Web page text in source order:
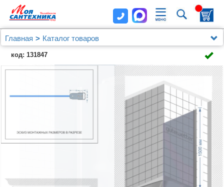
Главная
Каталог товаров
Душевые уголки, ограждения, поддоны
Kubele
Шторка на ванну Kubele DE020 DE020P601-MAT-
WTMT-90х150 150х90, профиль белый матовый, стекло
код: 131847